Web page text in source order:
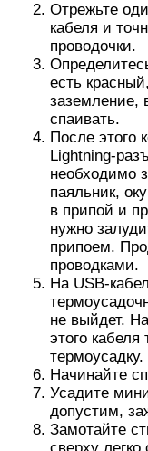
Отрежьте
кабеля и
проводочки.
есть
заземление,
спаивать.
После этого
Lightning-
необходимо
паяльник,
в припой и
нужно
припоем.
проводками.
На USB-
не выйдет.
этого
термоусадку.
Начинайте
Усадите
допустим,
Замотайте